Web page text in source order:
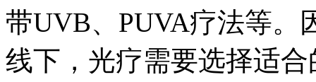
带UVB、PUVA疗法等。
线下，光疗需要选择适